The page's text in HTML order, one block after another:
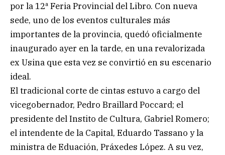
por la 12ª Feria Provincial del Libro. Con nueva
sede, uno de los eventos culturales más
importantes de la provincia, quedó oficialmente
inaugurado ayer en la tarde, en una revalorizada
ex Usina que esta vez se convirtió en su escenario
ideal.
El tradicional corte de cintas estuvo a cargo del
vicegobernador, Pedro Braillard Poccard; el
presidente del Instito de Cultura, Gabriel Romero;
el intendente de la Capital, Eduardo Tassano y la
ministra de Eduación, Práxedes López. A su vez,